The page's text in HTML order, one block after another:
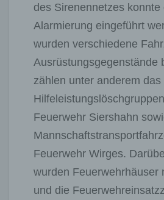
des Sirenennetzes konnte
Alarmierung eingeführt
wurden verschiedene
Ausrüstungsgegenstände
zählen unter anderem das
Feuerwehr Siershahn
Feuerwehr Wirges.
wurden Feuerwehrhäuser
und die